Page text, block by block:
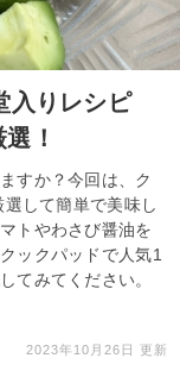
入りレシピ
！
すか？今回は、ク
して簡単で美味し
トやわさび醤油を
ックパッドで人気1
てみてください。
2023年10月26日 更新